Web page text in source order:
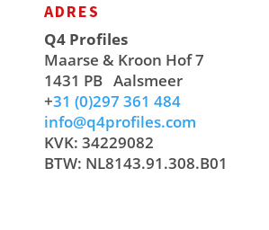
ADRES
Q4 Profiles
Maarse & Kroon Hof 7
1431 PB Aalsmeer
+31 (0)297 361 484
info@q4profiles.com
KVK: 34229082
BTW: NL8143.91.308.B01